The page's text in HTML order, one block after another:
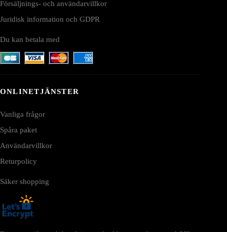
Försäljnings- och användarvillkor
Juridisk information och GDPR
Du kan betala med
ONLINETJÄNSTER
Vanliga frågor
Spåra paket
Användarvillkor
Returpolicy
Säker shopping